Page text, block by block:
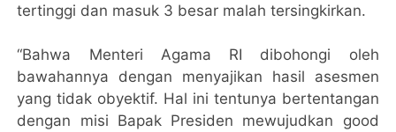
tertinggi dan masuk 3 besar malah tersingkirkan.
“Bahwa Menteri Agama RI dibohongi oleh
bawahannya dengan menyajikan hasil asesmen
yang tidak obyektif. Hal ini tentunya bertentangan
dengan misi Bapak Presiden mewujudkan good